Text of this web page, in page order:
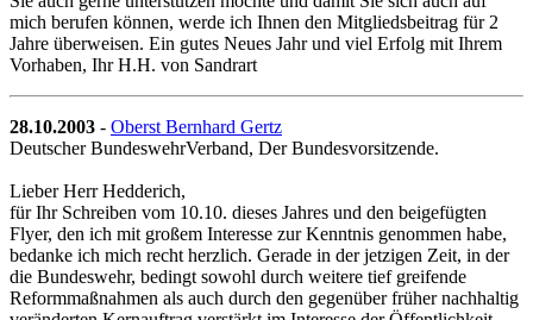
mich berufen können, werde ich Ihnen den Mitgliedsbeitrag für 2
Jahre überweisen. Ein gutes Neues Jahr und viel Erfolg mit Ihrem
Vorhaben, Ihr H.H. von Sandrart
28.10.2003 - Oberst Bernhard Gertz
Deutscher BundeswehrVerband, Der Bundesvorsitzende.
Lieber Herr Hedderich,
für Ihr Schreiben vom 10.10. dieses Jahres und den beigefügten
Flyer, den ich mit großem Interesse zur Kenntnis genommen habe,
bedanke ich mich recht herzlich. Gerade in der jetzigen Zeit, in der
die Bundeswehr, bedingt sowohl durch weitere tief greifende
Reformmaßnahmen als auch durch den gegenüber früher nachhaltig